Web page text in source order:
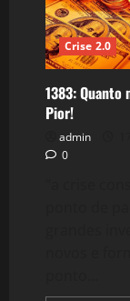
Crise 2.0
1383: Quanto
Pior!
admin
0